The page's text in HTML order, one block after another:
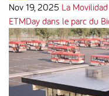
Nov 19, 2025 La
ETMDay dans le parc du